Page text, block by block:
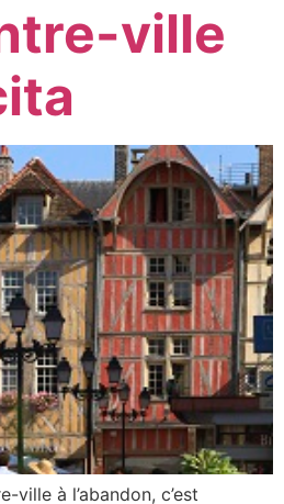
ville
ville à l’abandon, c’est